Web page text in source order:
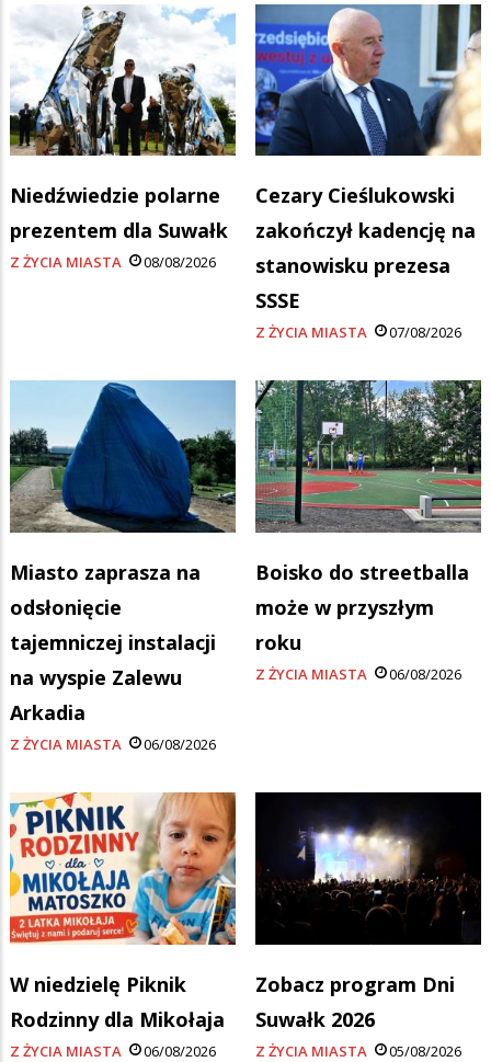
Niedźwiedzie polarne
prezentem dla Suwałk
Z ŻYCIA MIASTA 08/08/2026
Cezary Cieślukowski
zakończył kadencję na
stanowisku prezesa
SSSE
Z ŻYCIA MIASTA 07/08/2026
Miasto zaprasza na
odsłonięcie
tajemniczej instalacji
na wyspie Zalewu
Arkadia
Z ŻYCIA MIASTA 06/08/2026
Boisko do streetballa
może w przyszłym
roku
Z ŻYCIA MIASTA 06/08/2026
W niedzielę Piknik
Rodzinny dla Mikołaja
Z ŻYCIA MIASTA 06/08/2026
Zobacz program Dni
Suwałk 2026
Z ŻYCIA MIASTA 05/08/2026